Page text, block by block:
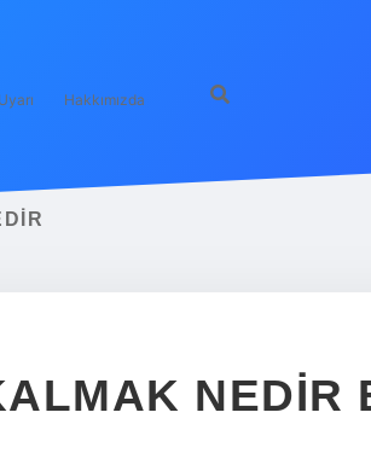
Hakkımızda
NEDIR